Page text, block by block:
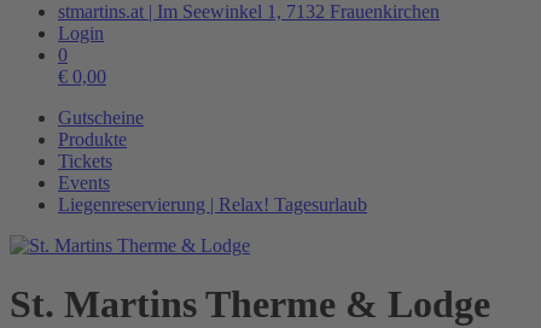
stmartins.at | Im Seewinkel 1, 7132 Frauenkirchen
Login
0
€ 0,00
Gutscheine
Produkte
Tickets
Events
Liegenreservierung | Relax! Tagesurlaub
St. Martins Therme & Lodge